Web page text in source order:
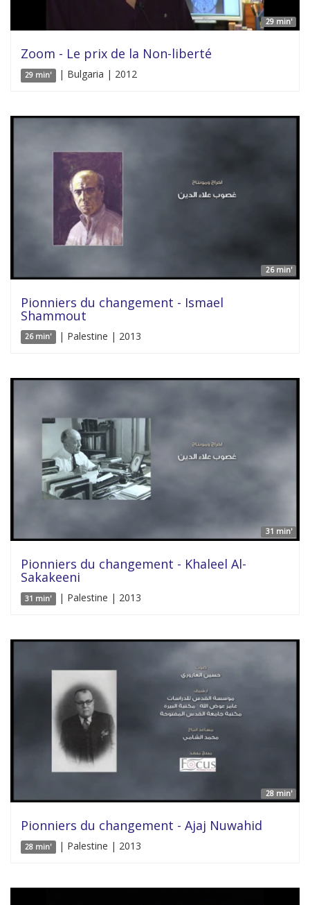
29 min'
Zoom - Le prix de la Non-liberté
29 min' | Bulgaria | 2012
26 min'
Pionniers du changement - Ismael
Shammout
26 min' | Palestine | 2013
31 min'
Pionniers du changement - Khaleel Al-
Sakakeeni
31 min' | Palestine | 2013
28 min'
Pionniers du changement - Ajaj Nuwahid
28 min' | Palestine | 2013